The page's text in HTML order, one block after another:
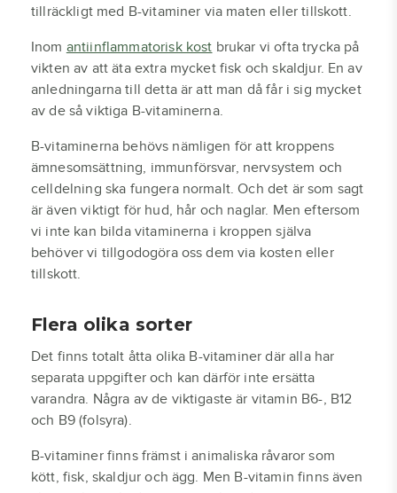
tillräckligt med B-vitaminer via maten eller tillskott.
Inom antiinflammatorisk kost brukar vi ofta trycka på
vikten av att äta extra mycket fisk och skaldjur. En av
anledningarna till detta är att man då får i sig mycket
av de så viktiga B-vitaminerna.
B-vitaminerna behövs nämligen för att kroppens
ämnesomsättning, immunförsvar, nervsystem och
celldelning ska fungera normalt. Och det är som sagt
är även viktigt för hud, hår och naglar. Men eftersom
vi inte kan bilda vitaminerna i kroppen själva
behöver vi tillgodogöra oss dem via kosten eller
tillskott.
Flera olika sorter
Det finns totalt åtta olika B-vitaminer där alla har
separata uppgifter och kan därför inte ersätta
varandra. Några av de viktigaste är vitamin B6-, B12
och B9 (folsyra).
B-vitaminer finns främst i animaliska råvaror som
kött, fisk, skaldjur och ägg. Men B-vitamin finns även